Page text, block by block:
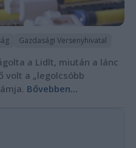
Gazdasági Versenyhivatal
a Lidlt, miután a lánc
volt a „legolcsóbb
Bővebben...